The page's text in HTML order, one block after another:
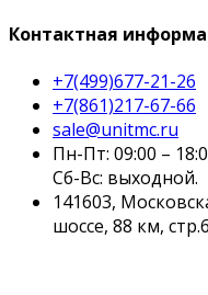
Контактная
+7(499)677-21-26
+7(861)217-67-66
sale@unitmc.ru
Пн-Пт: 09:00 –
Сб-Вс: выходной.
141603,
шоссе, 88 км,